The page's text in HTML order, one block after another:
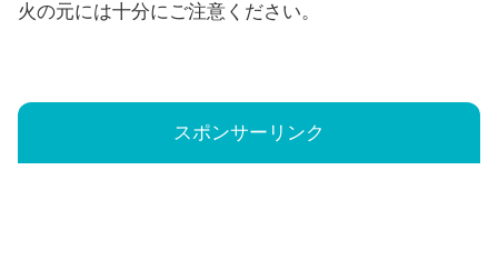
火の元には十分にご注意ください。
スポンサーリンク